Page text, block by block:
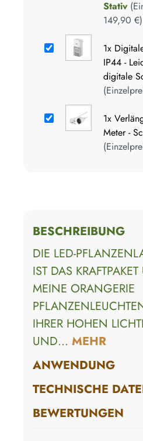
Stativ
149,90 €)
1x
IP44 -
digitale
1x
Meter -
BESCHREIBUNG
DIE LED-
IST DAS
MEINE ORANGERIE
IHRER HOHEN
UND… MEHR
ANWENDUNG
TECHNISCHE
BEWERTUNGEN